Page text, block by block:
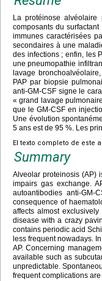
La protéinose alvéolaire
composants du
immunes caractérisées
secondaires à une
des infections ; enfin, les
une pneumopathie
lavage
PAP par biopsie
anti-GM-CSF signe le
« grand lavage
que le GM-CSF en
Une évolution
5 ans est de 95 %. Les
El texto completo de este
Summary
Alveolar proteinosis (AP)
impairs gas exchange.
autoantibodies anti-
consequence of
affects almost
disease with a crazy
contains periodic acid
less frequent nowadays.
AP. Concerning
available such as
unpredictable.
frequent complications